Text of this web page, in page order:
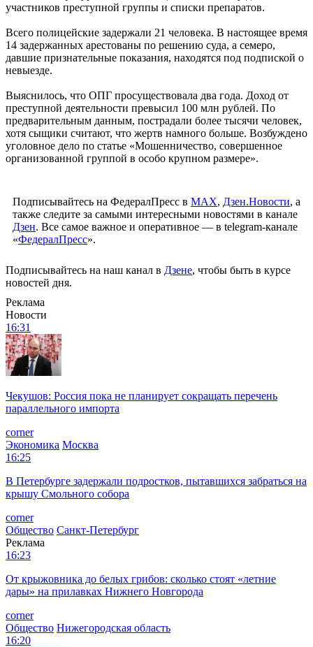
участников преступной группы и списки препаратов.
Всего полицейские задержали 21 человека. В настоящее время
14 задержанных арестованы по решению суда, а семеро,
давшие признательные показания, находятся под подпиской о
невыезде.
Выяснилось, что ОПГ просуществовала два года. Доход от
преступной деятельности превысил 100 млн рублей. По
предварительным данным, пострадали более тысячи человек,
хотя сыщики считают, что жертв намного больше. Возбуждено
уголовное дело по статье «Мошенничество, совершенное
организованной группой в особо крупном размере».
Подписывайтесь на ФедералПресс в МАХ, Дзен.Новости, а
также следите за самыми интересными новостями в канале
Дзен. Все самое важное и оперативное — в telegram-канале
«ФедералПресс».
Подписывайтесь на наш канал в Дзене, чтобы быть в курсе
новостей дня.
Реклама
Новости
16:31
Чекушов: Россия пока не планирует сокращать перечень
параллельного импорта
corner
Экономика Москва
16:25
В Петербурге задержали подростков, пытавшихся забраться на
крышу Смольного собора
corner
Общество Санкт-Петербург
Реклама
16:23
От крыжовника до белых грибов: сколько стоят «летние
дары» на прилавках Нижнего Новгорода
corner
Общество Нижегородская область
16:20